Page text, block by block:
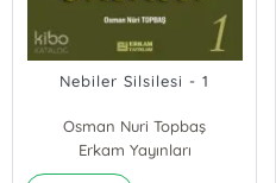
Nebiler Silsilesi - 1
Osman Nuri Topbaş
Erkam Yayınları